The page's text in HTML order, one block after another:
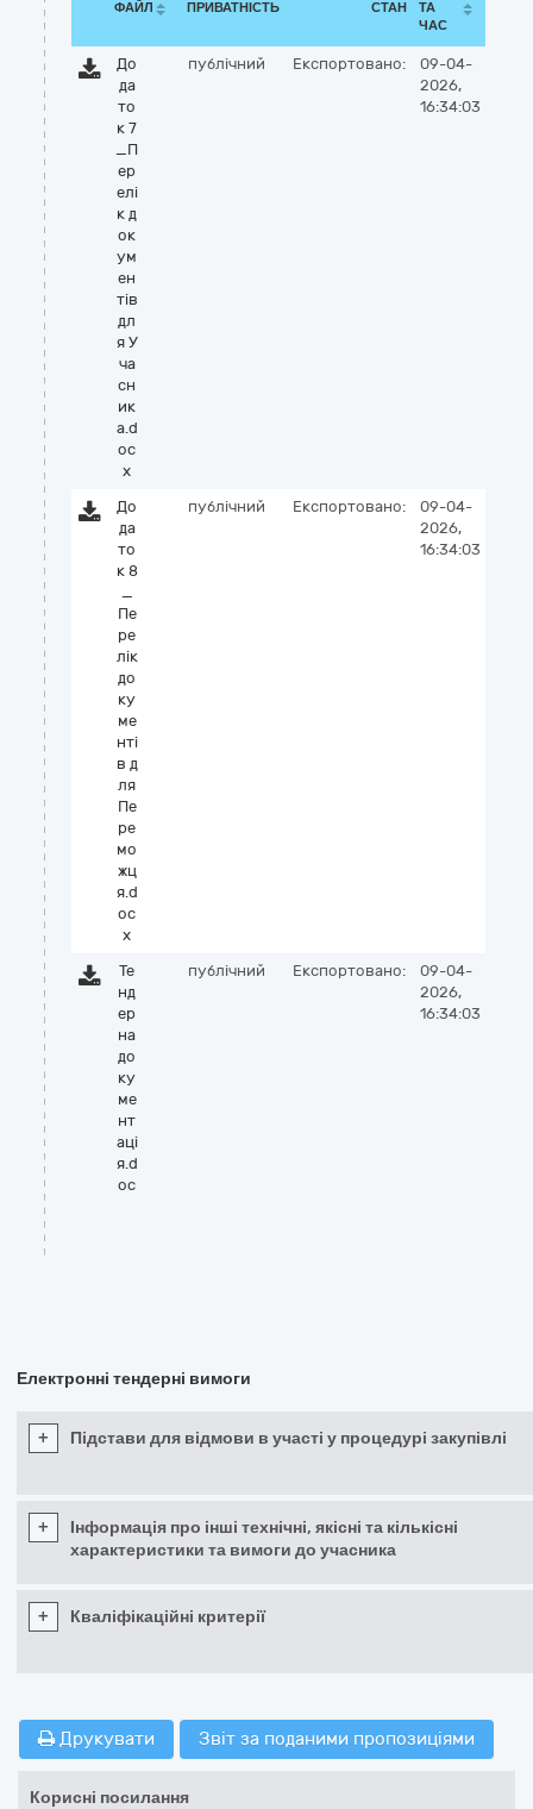
ФАЙЛ ПРИВАТНІСТЬ СТАН
ТА
ЧАС
До
да
то
к 7
_П
ер
елі
к д
ок
ум
ен
тів
дл
я У
ча
сн
ик
а.d
oc
x
публічний Експортовано:
09-04-
2026,
16:34:03
До
да
то
к 8
_
Пе
ре
лік
до
ку
ме
нті
в д
ля
Пе
ре
мо
жц
я.d
oc
x
публічний Експортовано:
09-04-
2026,
16:34:03
Те
нд
ер
на
до
ку
ме
нт
аці
я.d
oc
публічний Експортовано:
09-04-
2026,
16:34:03
Електронні тендерні вимоги
+ Підстави для відмови в участі у процедурі закупівлі
+
Інформація про інші технічні, якісні та кількісні
характеристики та вимоги до учасника
+ Кваліфікаційні критерії
Друкувати Звіт за поданими пропозиціями
Корисні посилання